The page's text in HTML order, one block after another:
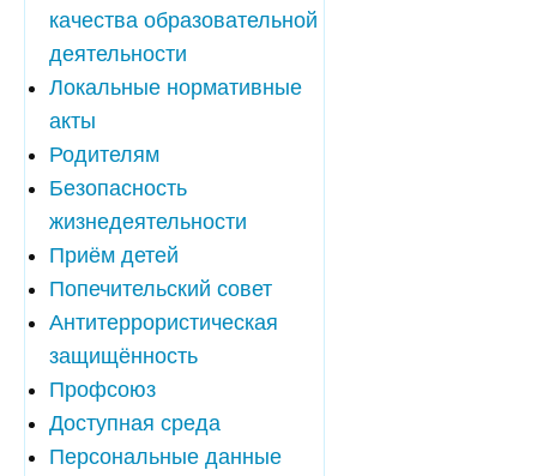
качества образовательной
деятельности
Локальные нормативные
акты
Родителям
Безопасность
жизнедеятельности
Приём детей
Попечительский совет
Антитеррористическая
защищённость
Профсоюз
Доступная среда
Персональные данные